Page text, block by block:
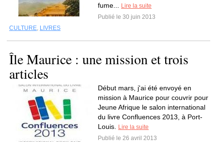
fume...
Lire la suite
Publié le 30 juin 2013
CULTURE, LIVRES
Île Maurice : une mission et trois
articles
Début mars, j'ai été envoyé en
mission à Maurice pour couvrir pour
Jeune Afrique le salon international
du livre Confluences 2013, à Port-
Louis.
Lire la suite
Publié le 26 avril 2013